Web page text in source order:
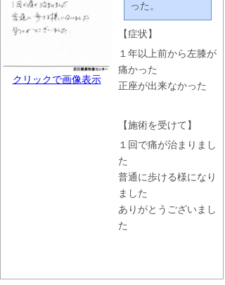
クリックで画像表示
った。
【症状】
１年以上前から左膝が
痛かった
正座が出来なかった
【施術を受けて】
１回で痛が治まりまし
た
普通に歩ける様になり
ました
ありがとうございまし
た